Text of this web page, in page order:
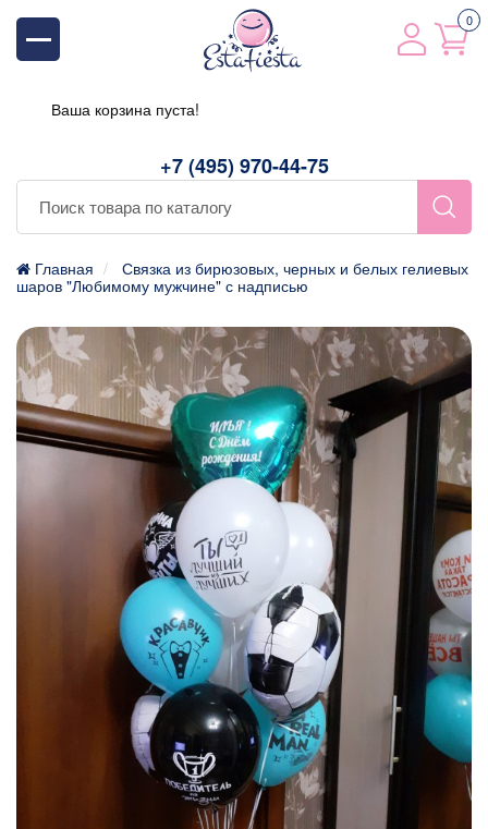
+7 (495) 970-44-75
0
Ваша корзина пуста!
Главная
Связка из бирюзовых, черных и белых гелиевых
шаров "Любимому мужчине" с надписью